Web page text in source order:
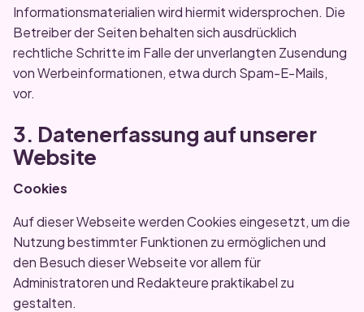
Informationsmaterialien wird hiermit widersprochen. Die
Betreiber der Seiten behalten sich ausdrücklich
rechtliche Schritte im Falle der unverlangten Zusendung
von Werbeinformationen, etwa durch Spam-E-Mails,
vor.
3. Datenerfassung auf unserer
Website
Cookies
Auf dieser Webseite werden Cookies eingesetzt, um die
Nutzung bestimmter Funktionen zu ermöglichen und
den Besuch dieser Webseite vor allem für
Administratoren und Redakteure praktikabel zu
gestalten.